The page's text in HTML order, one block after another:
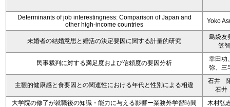
Determinants of job interestingness: Comparison of Japan and
other high-income countries
Yoko
未婚者の結婚意思と婚活の決定要因に関する計量的研究
島袋友
笠
民事裁判に対する満足度および信頼度の要因分析
幸田功
弥、三
主観的健康感と食要因との関連性における年代と性別による相違
石井
石
大学院の修了が就職後の知識・能力に与える影響ー業務外学習時間
木村弘